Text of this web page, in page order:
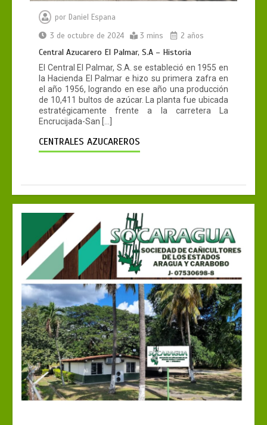
por Daniel Espana
3 de octubre de 2024
3 mins 2 años
Central Azucarero El Palmar, S.A – Historia
El Central El Palmar, S.A. se estableció en 1955 en
la Hacienda El Palmar e hizo su primera zafra en
el año 1956, logrando en ese año una producción
de 10,411 bultos de azúcar. La planta fue ubicada
estratégicamente frente a la carretera La
Encrucijada-San […]
CENTRALES AZUCAREROS